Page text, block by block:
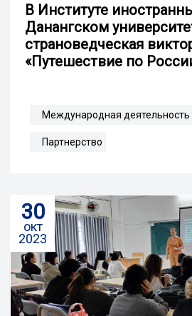
В Институте
Данангском
страноведческая
«Путешествие по
Международная деятельность
Партнерство
30
окт
2023